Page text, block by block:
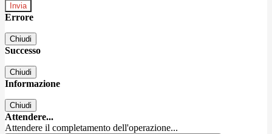
Errore
Chiudi
Successo
Chiudi
Informazione
Chiudi
Attendere...
Attendere il completamento dell'operazione...